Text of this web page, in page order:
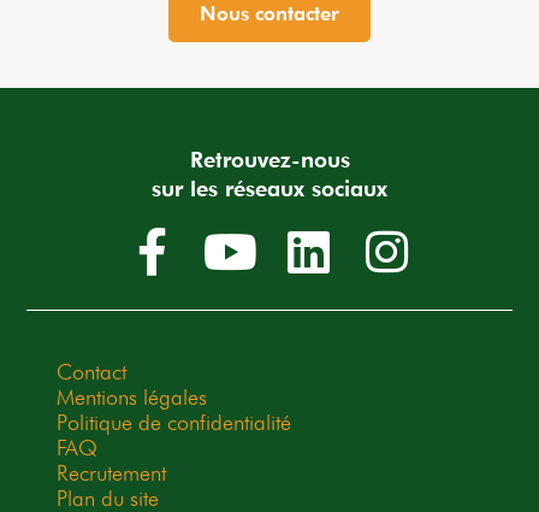
Nous contacter
Retrouvez-nous
sur les réseaux sociaux
Contact
Mentions légales
Politique de confidentialité
FAQ
Recrutement
Plan du site